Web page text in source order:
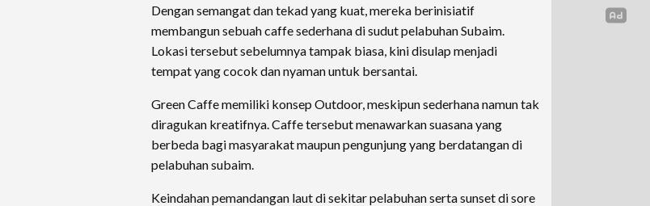
Dengan semangat dan tekad yang kuat, mereka berinisiatif
membangun sebuah caffe sederhana di sudut pelabuhan Subaim.
Lokasi tersebut sebelumnya tampak biasa, kini disulap menjadi
tempat yang cocok dan nyaman untuk bersantai.
Green Caffe memiliki konsep Outdoor, meskipun sederhana namun tak
diragukan kreatifnya. Caffe tersebut menawarkan suasana yang
berbeda bagi masyarakat maupun pengunjung yang berdatangan di
pelabuhan subaim.
Keindahan pemandangan laut di sekitar pelabuhan serta sunset di sore